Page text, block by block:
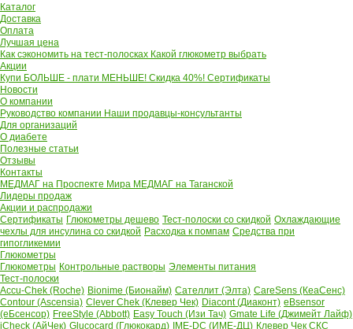
Каталог
Доставка
Оплата
Лучшая цена
Как сэкономить на тест-полосках Какой глюкометр выбрать
Акции
Купи БОЛЬШЕ - плати МЕНЬШЕ! Скидка 40%! Сертификаты
Новости
О компании
Руководство компании Наши продавцы-консультанты
Для организаций
О диабете
Полезные статьи
Отзывы
Контакты
МЕДМАГ на Проспекте Мира МЕДМАГ на Таганской
Лидеры продаж
Акции и распродажи
Сертификаты Глюкометры дешево Тест-полоски со скидкой Охлаждающие
чехлы для инсулина со скидкой Расходка к помпам Средства при
гипогликемии
Глюкометры
Глюкометры Контрольные растворы Элементы питания
Тест-полоски
Accu-Chek (Roche) Bionime (Бионайм) Сателлит (Элта) CareSens (КеаСенс)
Contour (Ascensia) Clever Chek (Клевер Чек) Diacont (Диаконт) eBsensor
(еБсенсор) FreeStyle (Abbott) Easy Touch (Изи Тач) Gmate Life (Джимейт Лайф)
iCheck (АйЧек) Glucocard (Глюкокард) IME-DC (ИМЕ-ДЦ) Клевер Чек СКС